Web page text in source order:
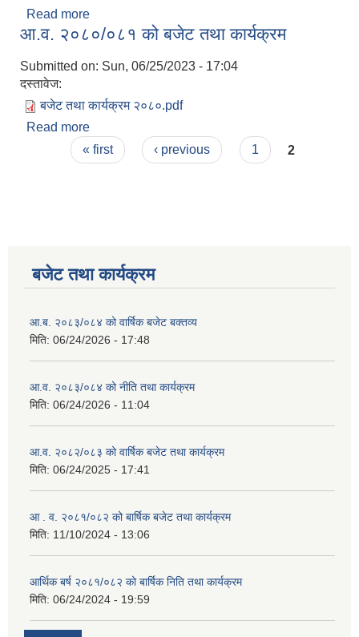
Read more
आ.व. २०८०/०८१ को बजेट तथा कार्यक्रम
Submitted on: Sun, 06/25/2023 - 17:04
दस्तावेज:
बजेट तथा कार्यक्रम २०८०.pdf
Read more
Pages« first ‹ previous 1 2
बजेट तथा कार्यक्रम
आ.ब. २०८३/०८४ को वार्षिक बजेट बक्तव्य
मिति: 06/24/2026 - 17:48
आ.व. २०८३/०८४ को नीति तथा कार्यक्रम
मिति: 06/24/2026 - 11:04
आ.व. २०८२/०८३ को वार्षिक बजेट तथा कार्यक्रम
मिति: 06/24/2025 - 17:41
आ . व. २०८१/०८२ को बार्षिक बजेट तथा कार्यक्रम
मिति: 11/10/2024 - 13:06
आर्थिक बर्ष २०८१/०८२ को बार्षिक निति तथा कार्यक्रम
मिति: 06/24/2024 - 19:59